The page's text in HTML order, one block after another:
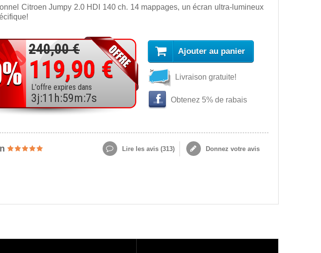
Citroen Jumpy 2.0 HDI 140 ch. 14 mappages, un écran ultra-lumineux
240,00 €
119,90 €
L'offre expires dans
3j:11 h:59m:6s
Ajouter au panier
Livraison gratuite!
Obtenez 5% de rabais
Lire les avis (313) Donnez votre avis